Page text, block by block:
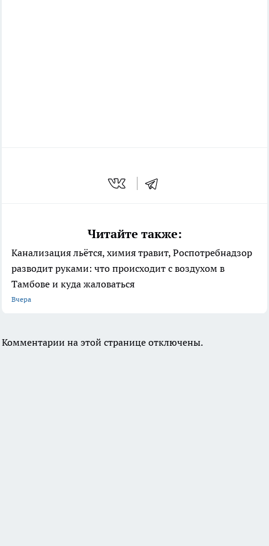
Читайте также:
Канализация льётся, химия травит, Роспотребнадзор
разводит руками: что происходит с воздухом в
Тамбове и куда жаловаться
Вчера
Комментарии на этой странице отключены.